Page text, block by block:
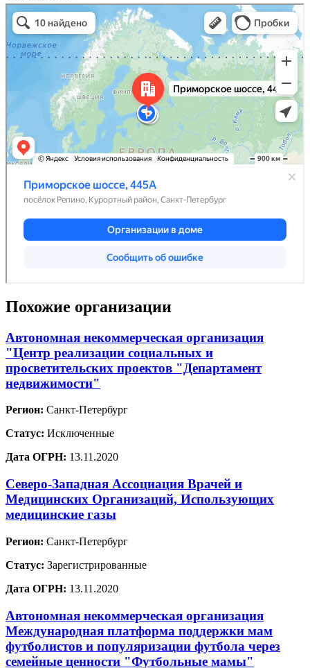
Похожие организации
Автономная некоммерческая организация
"Центр реализации социальных и
просветительских проектов "Департамент
недвижимости"
Регион: Санкт-Петербург
Статус: Исключенные
Дата ОГРН: 13.11.2020
Северо-Западная Ассоциация Врачей и
Медицинских Организаций, Использующих
медицинские газы
Регион: Санкт-Петербург
Статус: Зарегистрированные
Дата ОГРН: 13.11.2020
Автономная некоммерческая организация
Международная платформа поддержки мам
футболистов и популяризации футбола через
семейные ценности "Футбольные мамы"